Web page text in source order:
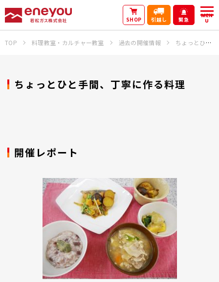
SHOP 引越し 緊急
MEN
U
TOP 料理教室・カルチャー教室 過去の開催情報 ちょっとひと手間、丁寧に作る料理
ちょっとひと手間、丁寧に作る料理
開催レポート